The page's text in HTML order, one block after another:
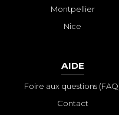
Montpellier
Nice
AIDE
Foire aux questions
Contact